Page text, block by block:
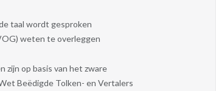
taal wordt gesproken
weten te overleggen
op basis van het zware
Beëdigde Tolken- en Vertalers